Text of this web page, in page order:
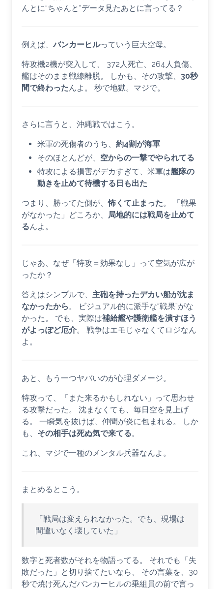
んとに“ちゃんと”データ見たあとに言ってる？
例えば、 バンカーヒルっていう巨大空母。
特攻機2機が突入して、 372人死亡、264人負傷、
艦はそのまま戦線離脱。 しかも、その攻撃、 30秒
間で終わったんよ。 秒で地獄。マジで。
さらに言うと、沖縄戦ではこう。
米軍の死傷者のうち、 約4割が海軍
そのほとんどが、 空からの一撃でやられてる
特攻による損害がデカすぎて、米軍は艦隊の
動きを止めて待機する日も出た
つまり、勝ってた側が、怖くて止まった。 「戦果
がなかった」どころか、 局地的には戦局を止めて
るんよ。
じゃあ、なぜ「特攻＝効果なし」って空気が広が
ったか？
答えはシンプルで、 主砲を持ったデカい船が沈ま
なかったから。 ビジュアル的に派手な“戦果”がな
かった。 でも、実際は補給艦や護衛艦を潰すほう
がよっぽど厄介。 戦争はエモじゃなくてロジなん
よ。
あと、もう一つヤバいのが心理ダメージ。
特攻って、「また来るかもしれない」って思わせ
る攻撃だった。 沈まなくても、毎日空を見上げ
る。 一瞬気を抜けば、仲間が炎に包まれる。 しか
も、 その相手は死ぬ気で来てる。
これ、マジで一種のメンタル兵器なんよ。
まとめるとこう。
「戦局は変えられなかった。でも、現場は
間違いなく壊していた」
数字と死者数がそれを物語ってる。 それでも「失
敗だった」と切り捨てたいなら、 その言葉を、30
秒で焼け死んだバンカーヒルの乗組員の前で言っ